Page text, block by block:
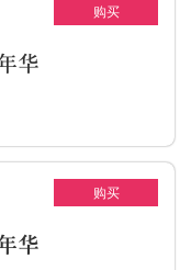
购买
华
购买
华